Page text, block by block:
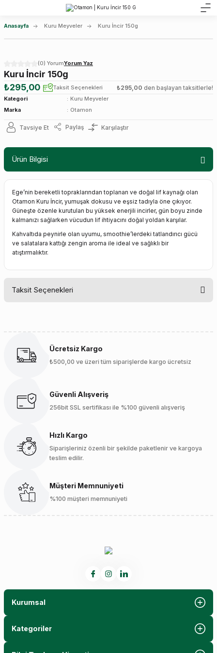
Anasayfa Kuru Meyveler Kuru İncir 150g
(0) YorumYorum Yaz
Kuru İncir 150g
₺295,00
Taksit Seçenekleri ₺295,00 den başlayan taksitlerle!
Kategori
Kuru Meyveler
Marka
Otamon
Tavsiye Et Paylaş Karşılaştır
Ürün Bilgisi
Ege’nin bereketli topraklarından toplanan ve doğal lif kaynağı olan
Otamon Kuru İncir, yumuşak dokusu ve eşsiz tadıyla öne çıkıyor.
Güneşte özenle kurutulan bu yüksek enerjili incirler, gün boyu zinde
kalmanızı sağlarken vücudun lif ihtiyacını doğal yoldan karşılar.
Kahvaltıda peynirle olan uyumu, smoothie’lerdeki tatlandırıcı gücü
ve salatalara kattığı zengin aroma ile ideal ve sağlıklı bir
atıştırmalıktır.
Taksit Seçenekleri
Ücretsiz Kargo
₺500,00 ve üzeri tüm siparişlerde kargo ücretsiz
Güvenli Alışveriş
256bit SSL sertifikası ile %100 güvenli alışveriş
Hızlı Kargo
Siparişleriniz özenli bir şekilde paketlenir ve kargoya
teslim edilir.
Müşteri Memnuniyeti
%100 müşteri memnuniyeti
Kurumsal
Kategoriler